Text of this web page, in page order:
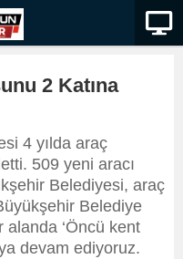
2 Katına
4 yılda araç
509 yeni aracı
Belediyesi, araç
Belediye
alanda ‘Öncü kent
devam ediyoruz.